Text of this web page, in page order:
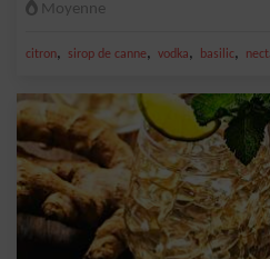
Moyenne
citron, sirop de canne, vodka, basilic,